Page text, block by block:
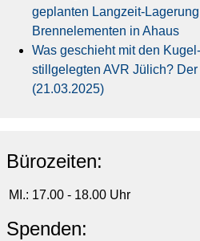
geplanten Langzeit-
Brennelementen in Ahaus
Was geschieht mit den
stillgelegten AVR Jülich?
(21.03.2025)
Bürozeiten:
MI.: 17.00 - 18.00 Uhr
Spenden: